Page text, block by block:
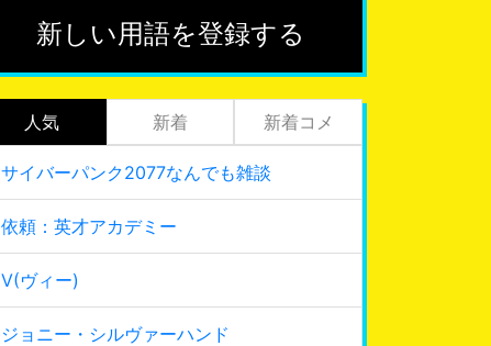
新しい用語を登録する
人気 新着 新着コメ
サイバーパンク2077なんでも雑談
依頼：英才アカデミー
V(ヴィー)
ジョニー・シルヴァーハンド